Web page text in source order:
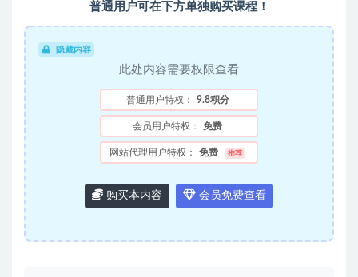
普通用户可在下方单独购买课程！
隐藏内容
此处内容需要权限查看
普通用户特权： 9.8积分
会员用户特权： 免费
网站代理用户特权： 免费 推荐
购买本内容 会员免费查看